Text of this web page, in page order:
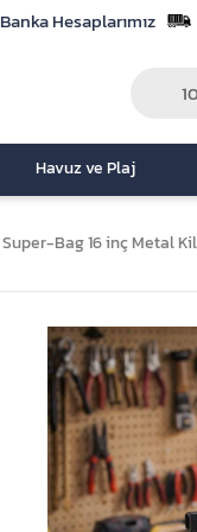
Banka Hesaplarımız
Havuz ve Plaj
Super-Bag 16 inç Metal